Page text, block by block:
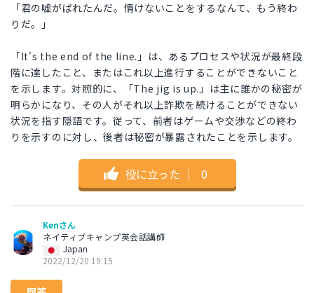
「君の嘘がばれたんだ。情けないことをするなんて、もう終わ
りだ。」
「It's the end of the line.」は、あるプロセスや状況が最終段
階に達したこと、またはこれ以上進行することができないこと
を示します。対照的に、「The jig is up.」は主に誰かの秘密が
明らかになり、その人がそれ以上詐欺を続けることができない
状況を指す隠語です。従って、前者はゲームや交渉などの終わ
りを示すのに対し、後者は秘密が暴露されたことを示します。
役に立った ｜ 0
Kenさん
ネイティブキャンプ英会話講師
Japan
2022/12/20 19:15